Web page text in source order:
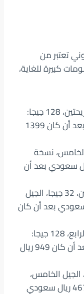
تعتبر من
كبيرة للغاية،
فيفو T1 الجيل الخامس ذو الشريحتين، 128 جيجا:
السعر الآن 1199 ريال سعودي بعد أن كان 1399
الجيل الخامس، نسخة
السعر الآن 4449 ريال سعودي بعد أن
موتورولا موتو E20 ذو الشريحتين، 32 جيجا، الجيل
الآن 356.95 ريال سعودي بعد أن كان
هونور X8 ذو الشريحتين، الجيل الرابع، 128 جيجا:
السعر الآن 855 ريال سعودي بعد أن كان 949 ريال
ماكس، 128 جيجا، الجيل الخامس،
نسخة السعودية: السعر الآن 4679 ريال سعودي